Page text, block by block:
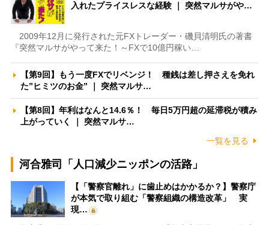
入れたプライスレスな経験 ｜ 突然マルサがや…
2009年12月に発行された元FXトレーダー・磯貝清明氏の著書
『突然マルサがやって来た！～FXで10億円稼い…
【第9回】もう一度FXでリベンジ！ 種銭は差し押さえを免れ
た”ヒミツのお金” ｜ 突然マルサ…
【第8回】年利はなんと14.6％！ 毎日5万円超の延滞税が積み
上がっていく ｜ 突然マルサ…
一覧を見る
河合雅司「人口減少ニッポンの活路」
【「警察官離れ」に歯止めはかかるか？】警察庁
が本気で取り組む「警察組織の構造改革」 実
現…